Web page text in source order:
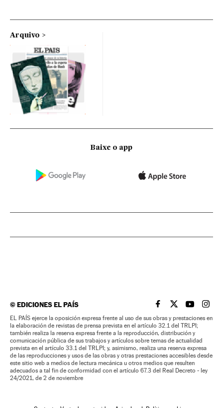
Arquivo
Baixe o app
©EDICIONES EL PAÍS EL PAÍS BRASIL EN
EL PAÍSEL PAÍS
EL
EL PAÍS ejerce la oposición expresa frente al uso de sus obras y prestaciones en
la elaboración de revistas de prensa prevista en el artículo 32.1 del TRLPI;
también realiza la reserva expresa frente a la reproducción, distribución y
comunicación pública de sus trabajos y artículos sobre temas de actualidad
prevista en el artículo 33.1 del TRLPI; y, asimismo, realiza una reserva expresa
de las reproducciones y usos de las obras y otras prestaciones accesibles desde
este sitio web a medios de lectura mecánica u otros medios que resulten
adecuados a tal fin de conformidad con el artículo 67.3 del Real Decreto - ley
24/2021, de 2 de noviembre